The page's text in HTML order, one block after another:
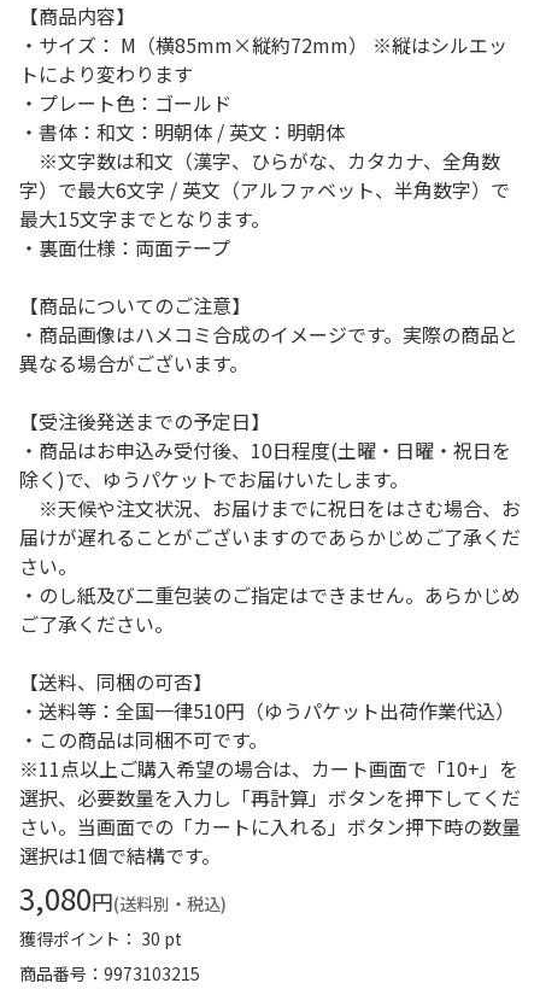
【商品内容】
・サイズ： M（横85mm×縦約72mm） ※縦はシルエッ
トにより変わります
・プレート色：ゴールド
・書体：和文：明朝体 / 英文：明朝体
※文字数は和文（漢字、ひらがな、カタカナ、全角数
字）で最大6文字 / 英文（アルファベット、半角数字）で
最大15文字までとなります。
・裏面仕様：両面テープ
【商品についてのご注意】
・商品画像はハメコミ合成のイメージです。実際の商品と
異なる場合がございます。
【受注後発送までの予定日】
・商品はお申込み受付後、10日程度(土曜・日曜・祝日を
除く)で、ゆうパケットでお届けいたします。
※天候や注文状況、お届けまでに祝日をはさむ場合、お
届けが遅れることがございますのであらかじめご了承くだ
さい。
・のし紙及び二重包装のご指定はできません。あらかじめ
ご了承ください。
【送料、同梱の可否】
・送料等：全国一律510円（ゆうパケット出荷作業代込）
・この商品は同梱不可です。
※11点以上ご購入希望の場合は、カート画面で「10+」を
選択、必要数量を入力し「再計算」ボタンを押下してくだ
さい。当画面での「カートに入れる」ボタン押下時の数量
選択は1個で結構です。
3,080円(送料別・税込)
獲得ポイント： 30 pt
商品番号
9973103215